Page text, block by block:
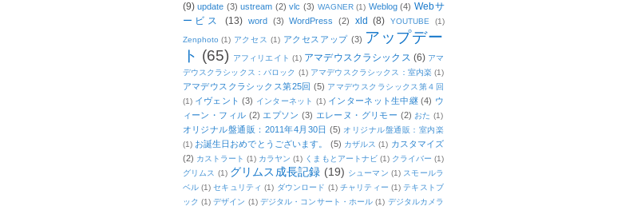
(9) update (3) ustream (2) vlc (3) WAGNER (1) Weblog (4) Webサ
ービス
(13) word (3) WordPress (2) xld (8) YOUTUBE (1)
Zenphoto (1) アクセス (1) アクセスアップ (3) アップデー
ト (65) アフィリエイト (1) アマデウスクラシックス (6) アマ
デウスクラシックス：バロック (1) アマデウスクラシックス：室内楽 (1)
アマデウスクラシックス第25回 (5) アマデウスクラシックス第４回
(1) イヴェント (3) インターネット (1) インターネット生中継 (4) ウ
ィーン・フィル (2) エプソン (3) エレーヌ・グリモー (2) おた (1)
オリジナル盤通販：2011年4月30日 (5) オリジナル盤通販：室内楽
(1) お誕生日おめでとうございます。 (5) カザルス (1) カスタマイズ
(2) カストラート (1) カラヤン (1) くまもとアートナビ (1) クライバー (1)
グリムス (1) グリムス成長記録 (19) シューマン (1) スモールラ
ベル (1) セキュリティ (1) ダウンロード (1) チャリティー (1) テキストブ
ック (1) デザイン (1) デジタル・コンサート・ホール (1) デジタルカメラ